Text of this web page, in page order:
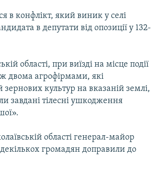
в конфлікт, який виник у селі
в депутати від опозиції у 132-
області, при виїзді на місце події
двома агрофірмами, які
культур на вказаній землі,
завдані тілесні ушкодження
області генерал-майор
громадян доправили до